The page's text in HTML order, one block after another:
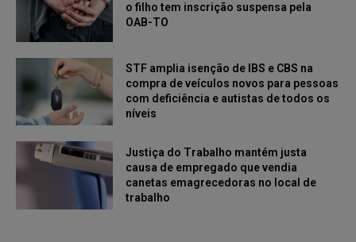
o filho tem inscrição suspensa pela
OAB-TO
STF amplia isenção de IBS e CBS na
compra de veículos novos para pessoas
com deficiência e autistas de todos os
níveis
Justiça do Trabalho mantém justa
causa de empregado que vendia
canetas emagrecedoras no local de
trabalho